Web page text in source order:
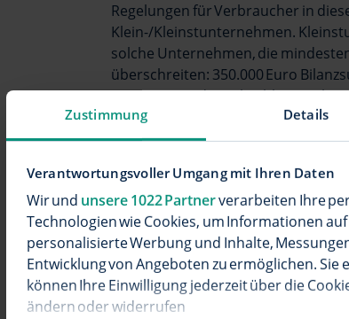
Zustimmung Details
Verantwortungsvoller Umgang mit Ihren Daten
Wir und unsere 1022 Partnerverarbeiten Ihre
Technologien wie Cookies, um Informationen
personalisierte Werbung und Inhalte,
Entwicklung von Angeboten zu ermöglichen.
können Ihre Einwilligung jederzeit über die
ändern oder widerrufen
Regelungen für Verbraucher in
Klein-/Kleinstunternehmen.
solche Unternehmen, die
überschreiten: 350.000 Euro
Monaten vor dem
Kleine Unternehmen sind solche,
nicht überschreiten: 6.000.000
Arbeitnehmer. Klein-/
Gewinnerzielungsabsicht
§ 2 Änderungen Allgemeiner
(1) wilhelm.tel kann den Vertrag mit